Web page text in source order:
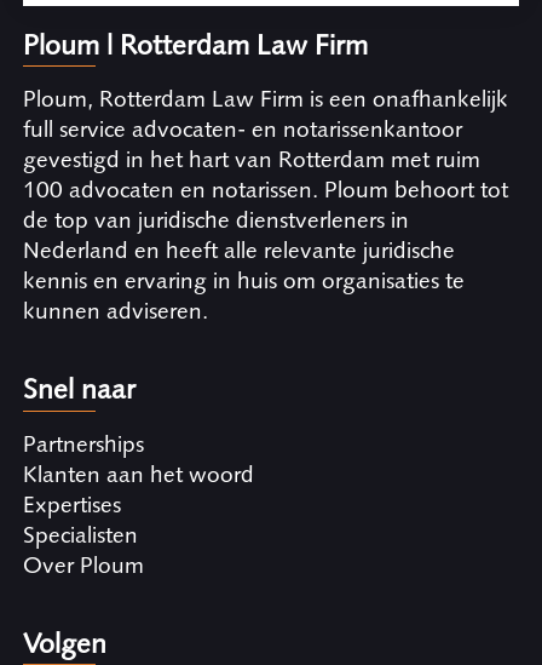
Ploum | Rotterdam Law Firm
Ploum, Rotterdam Law Firm is een onafhankelijk
full service advocaten- en notarissenkantoor
gevestigd in het hart van Rotterdam met ruim
100 advocaten en notarissen. Ploum behoort tot
de top van juridische dienstverleners in
Nederland en heeft alle relevante juridische
kennis en ervaring in huis om organisaties te
kunnen adviseren.
Snel naar
Partnerships
Klanten aan het woord
Expertises
Specialisten
Over Ploum
Volgen